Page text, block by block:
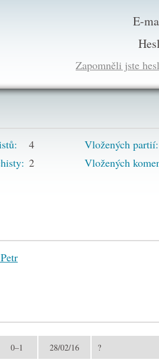
E-
Zapomněli jste
4
2
Vložených partií:
Vložených
0–1 28/02/16 ?